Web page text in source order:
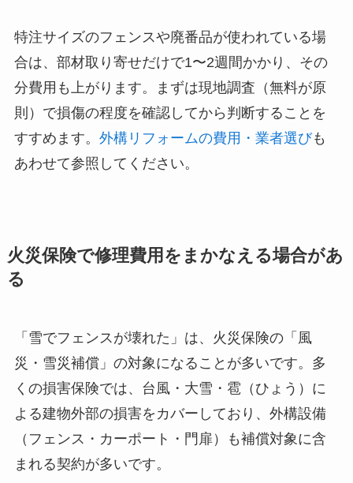
特注サイズのフェンスや廃番品が使われている場
合は、部材取り寄せだけで1〜2週間かかり、その
分費用も上がります。まずは現地調査（無料が原
則）で損傷の程度を確認してから判断することを
すすめます。 外構リフォームの費用・業者選びも
あわせて参照してください。
火災保険で修理費用をまかなえる場合があ
る
「雪でフェンスが壊れた」は、火災保険の「風
災・雪災補償」の対象になることが多いです。多
くの損害保険では、台風・大雪・雹（ひょう）に
よる建物外部の損害をカバーしており、外構設備
（フェンス・カーポート・門扉）も補償対象に含
まれる契約が多いです。